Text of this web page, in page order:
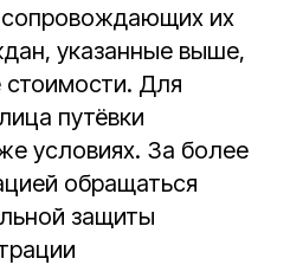
сопровождающих их
указанные выше,
стоимости. Для
путёвки
условиях. За более
обращаться
защиты